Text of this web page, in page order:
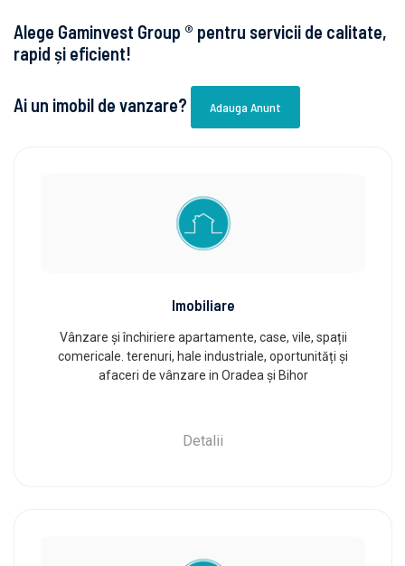
Alege Gaminvest Group ® pentru servicii de calitate,
rapid și eficient!
Ai un imobil de vanzare? Adauga Anunt
Imobiliare
Vânzare și închiriere apartamente, case, vile, spații
comericale. terenuri, hale industriale, oportunități și
afaceri de vânzare in Oradea și Bihor
Detalii